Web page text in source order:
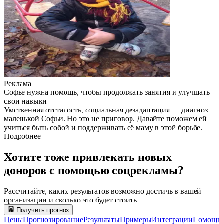
Реклама
Софье нужна помощь, чтобы продолжать занятия и улучшать
свои навыки
Умственная отсталость, социальная дезадаптация — диагноз
маленькой Софьи. Но это не приговор. Давайте поможем ей
учиться быть собой и поддерживать её маму в этой борьбе.
Подробнее
Хотите тоже привлекать новых
доноров с помощью соцрекламы?
Рассчитайте, каких результатов возможно достичь в вашей
организации и сколько это будет стоить
Получить прогноз
ЦеныПрогнозированиеРезультатыПримерыИнтеграции